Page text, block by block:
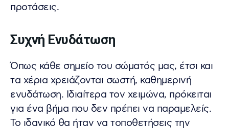
προτάσεις.
Συχνή Ενυδάτωση
Όπως κάθε σημείο του σώματός μας, έτσι και
τα χέρια χρειάζονται σωστή, καθημερινή
ενυδάτωση. Ιδιαίτερα τον χειμώνα, πρόκειται
για ένα βήμα που δεν πρέπει να παραμελείς.
Το ιδανικό θα ήταν να τοποθετήσεις την